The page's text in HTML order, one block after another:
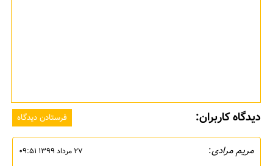
دیدگاه کاربران:
مریم مرادی: ۲۷ مرداد ۱۳۹۹ ۰۹:۵۱